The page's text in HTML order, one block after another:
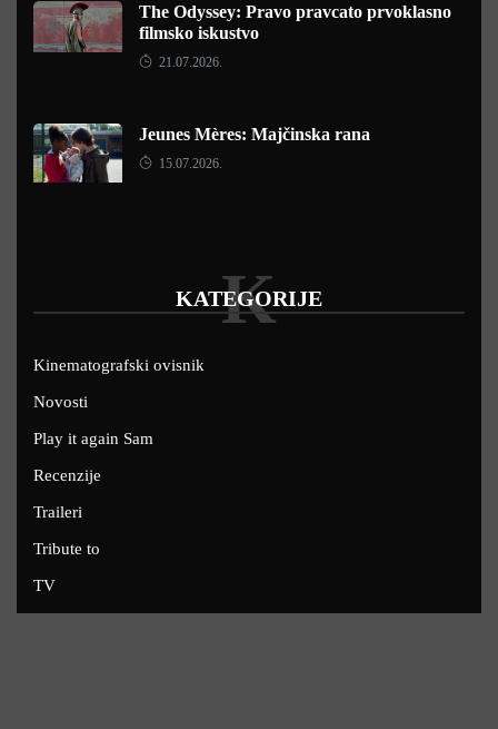
The Odyssey: Pravo pravcato prvoklasno
filmsko iskustvo
21.07.2026.
Jeunes Mères: Majčinska rana
15.07.2026.
KATEGORIJE
K
Kinematografski ovisnik
Novosti
Play it again Sam
Recenzije
Traileri
Tribute to
TV